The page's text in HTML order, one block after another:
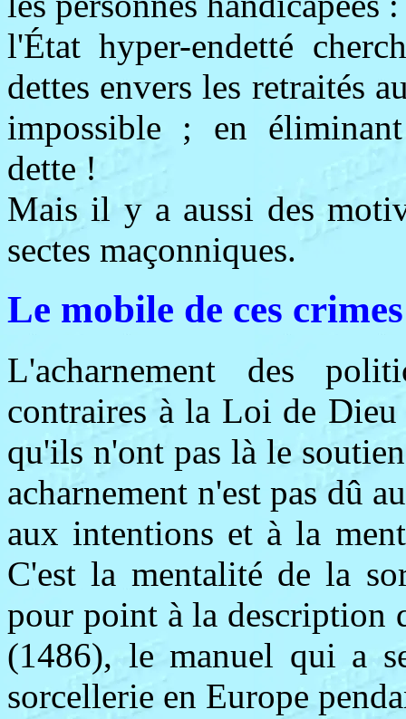
l'État hyper-endetté
dettes envers les retraités
impossible ; en
dette !
Mais il y a aussi des
sectes maçonniques.
Le mobile de ces crimes
L'acharnement des
contraires à la Loi de Dieu
qu'ils n'ont pas là le
acharnement n'est pas dû
aux intentions et à la
C'est la mentalité de la
pour point à la description
(1486), le manuel qui a
sorcellerie en Europe